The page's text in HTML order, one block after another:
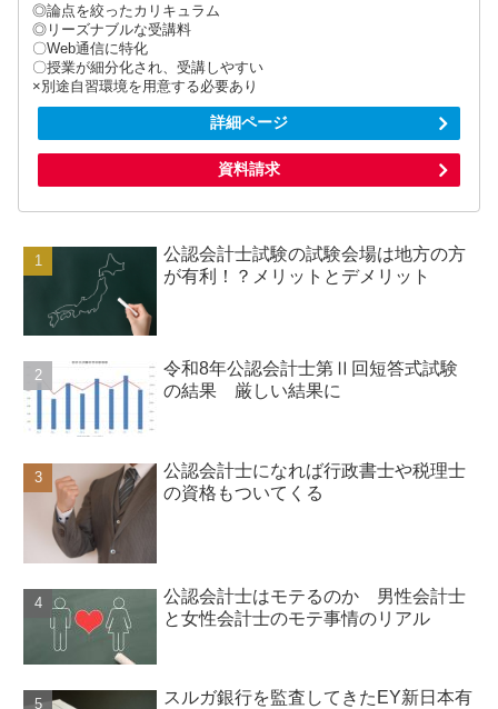
◎論点を絞ったカリキュラム
◎リーズナブルな受講料
〇Web通信に特化
〇授業が細分化され、受講しやすい
×別途自習環境を用意する必要あり
詳細ページ
資料請求
公認会計士試験の試験会場は地方の方
が有利！？メリットとデメリット
令和8年公認会計士第Ⅱ回短答式試験
の結果 厳しい結果に
公認会計士になれば行政書士や税理士
の資格もついてくる
公認会計士はモテるのか 男性会計士
と女性会計士のモテ事情のリアル
スルガ銀行を監査してきたEY新日本有